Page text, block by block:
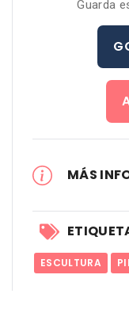
Guarda
MÁS
ESCULTURA